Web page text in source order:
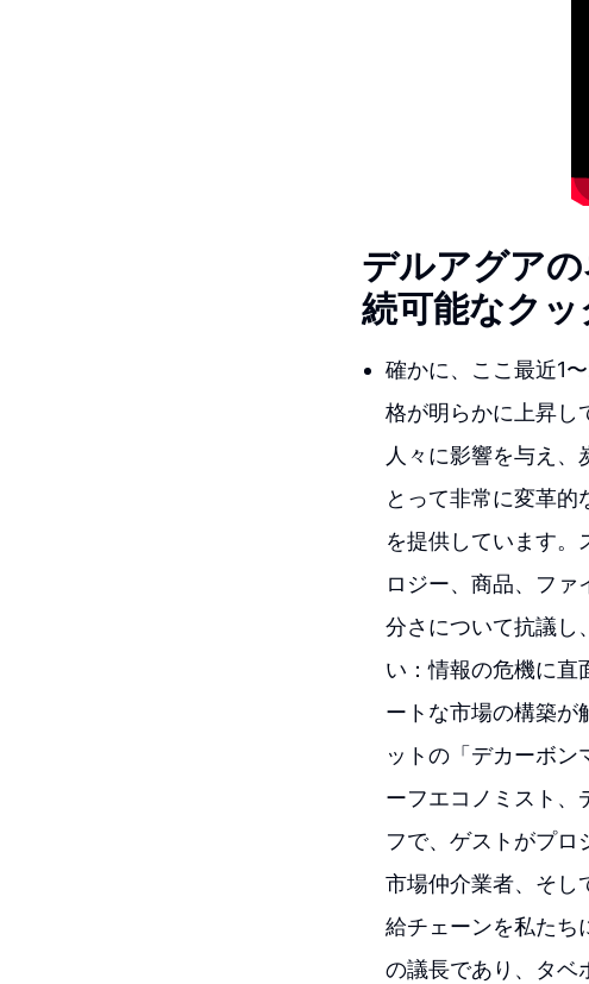
デルアグア
続可能なク
確かに、ここ最近1
格が明らかに上昇し
人々に影響を与え
とって非常に変革
を提供しています。
ロジー、商品、フ
分さについて抗議し
い：情報の危機に直
ートな市場の構築が
ットの「デカーボ
ーフエコノミスト、
フで、ゲストがプロ
市場仲介業者、そし
給チェーンを私たち
の議長であり、タベ